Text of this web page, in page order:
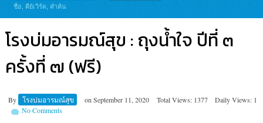
ชื่อ, คีย์เวิร์ด, คำค้น
โรงบ่มอารมณ์สุข : ถุงน้ำใจ ปีที่ ๓
ครั้งที่ ๗ (ฟรี)
By โรงบ่มอารมณ์สุข on September 11, 2020 Total Views: 1377
Daily Views: 1
No Comments